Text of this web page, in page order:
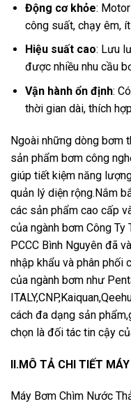
Động cơ khỏe:
công suất, chạy êm,
Hiệu suất cao: Lưu
được nhiều nhu cầu
Vận hành ổn định:
thời gian dài, thích
Ngoài những dòng bơm
sản phẩm bơm công
giúp tiết kiệm năng
quản lý diện rộng.Nắm
các sản phẩm cao cấp
của ngành bơm Công
PCCC Bình Nguyên đã
nhập khẩu và phân phối
của ngành bơm như
cách đa dạng sản
chọn là đối tác tin cậy
II.MÔ TẢ CHI TIẾT
Máy Bơm Chìm Nước